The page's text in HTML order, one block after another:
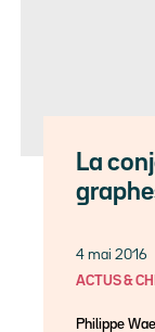
La
4 mai 2016
ACTUS &
Philippe